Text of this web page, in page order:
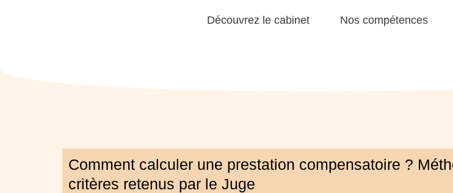
Découvrez le cabinet Nos compétences
Comment calculer une prestation compensatoire ?
critères retenus par le Juge